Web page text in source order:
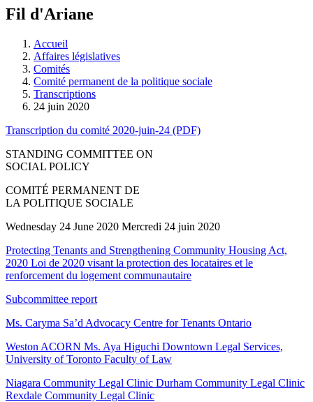
à
législative.
Fil d'Ariane
Accueil
Affaires législatives
Comités
Comité permanent de la politique sociale
Transcriptions
24 juin 2020
Transcription du comité 2020-juin-24 (PDF)
STANDING COMMITTEE ON
SOCIAL POLICY
COMITÉ PERMANENT DE
LA POLITIQUE SOCIALE
Wednesday 24 June 2020 Mercredi 24 juin 2020
Protecting Tenants and Strengthening Community Housing Act,
2020 Loi de 2020 visant la protection des locataires et le
renforcement du logement communautaire
Subcommittee report
Ms. Caryma Sa’d Advocacy Centre for Tenants Ontario
Weston ACORN Ms. Aya Higuchi Downtown Legal Services,
University of Toronto Faculty of Law
Niagara Community Legal Clinic Durham Community Legal Clinic
Rexdale Community Legal Clinic